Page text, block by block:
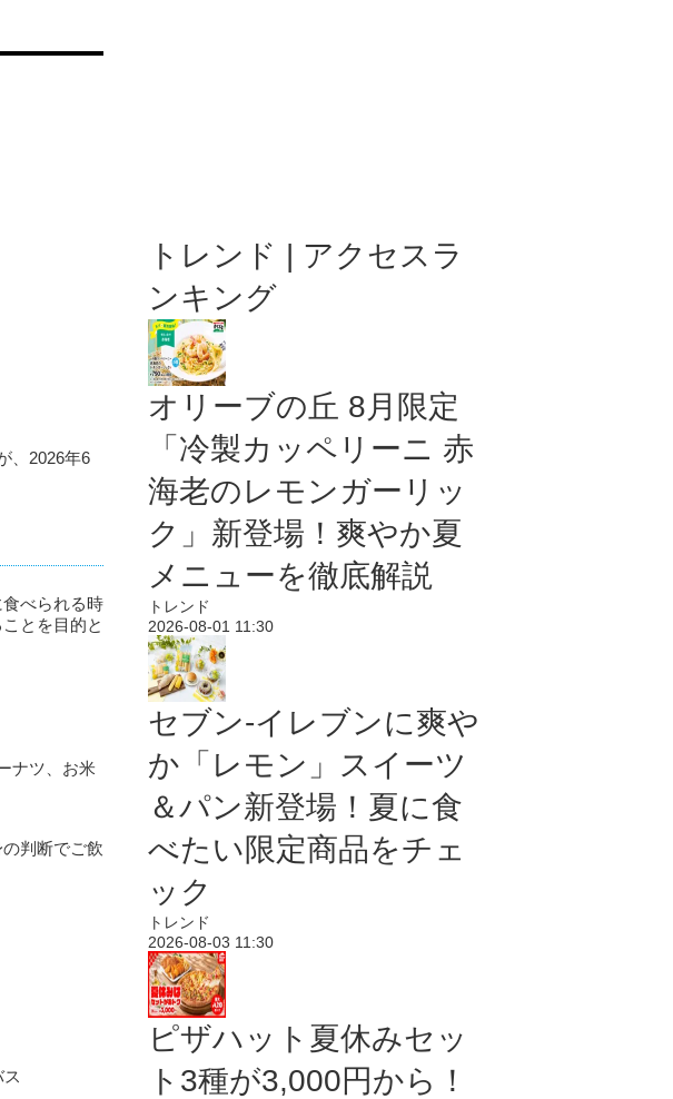
、2026年6
べられる時
とを目的と
ナツ、お米
判断でご飲
トレンド | アクセスラ
ンキング
オリーブの丘 8月限定
「冷製カッペリーニ 赤
海老のレモンガーリッ
ク」新登場！爽やか夏
メニューを徹底解説
トレンド
2026-08-01 11:30
セブン‐イレブンに爽や
か「レモン」スイーツ
＆パン新登場！夏に食
べたい限定商品をチェ
ック
トレンド
2026-08-03 11:30
ピザハット夏休みセッ
ト3種が3,000円から！